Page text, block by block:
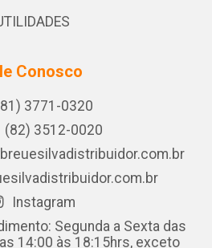
Conosco
3771-0320
(82) 3512-0020
Instagram
Segunda a Sexta das
14:00 às 18:15hrs, exceto